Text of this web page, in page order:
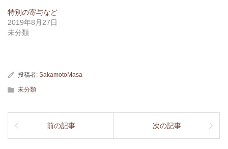
特別の寄与など
2019年8月27日
未分類
投稿者: SakamotoMasa
未分類
前の記事 次の記事